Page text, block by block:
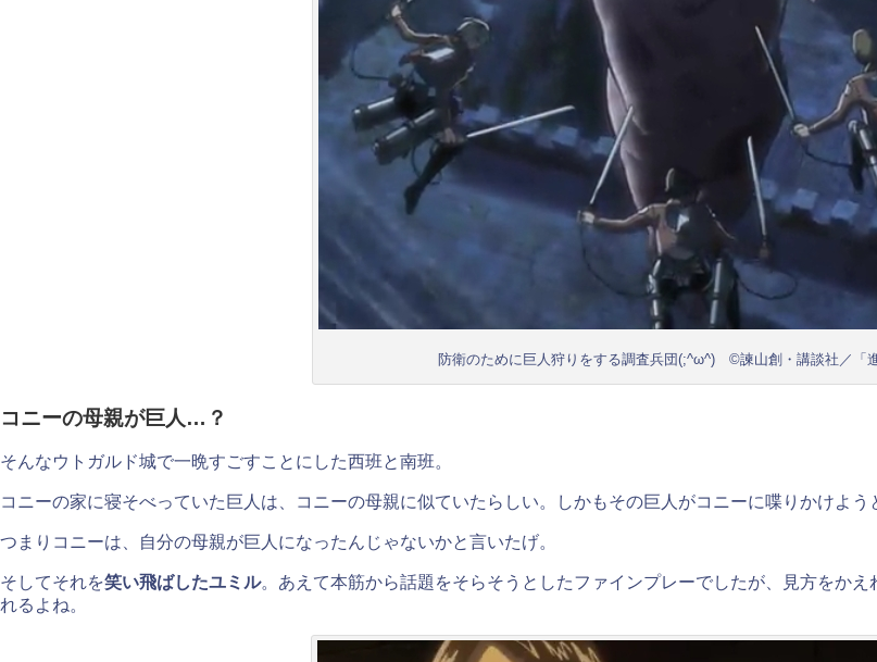
防衛のために巨人狩りをする調査兵団(;^ω^) ©諫山創・講談社／「
コニーの母親が巨人…？
そんなウトガルド城で一晩すごすことにした西班と南班。
コニーの家に寝そべっていた巨人は、コニーの母親に似ていたらしい。しかもその巨人がコニーに喋りかけよ
つまりコニーは、自分の母親が巨人になったんじゃないかと言いたげ。
そしてそれを笑い飛ばしたユミル。あえて本筋から話題をそらそうとしたファインプレーでしたが、見方をか
れるよね。